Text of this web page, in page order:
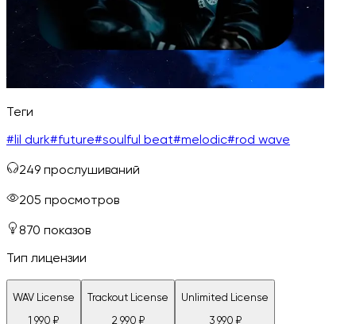
Теги
# lil durk#future#soulful beat#melodic#rod wave
249 прослушиваний
205 просмотров
870 показов
Тип лицензии
WAV License
1 990 ₽
Trackout License
2 990 ₽
Unlimited License
3 990 ₽